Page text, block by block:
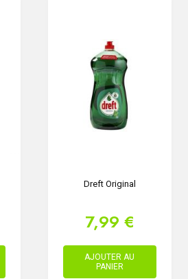
Dreft Original
7,99 €
AJOUTER AU
PANIER